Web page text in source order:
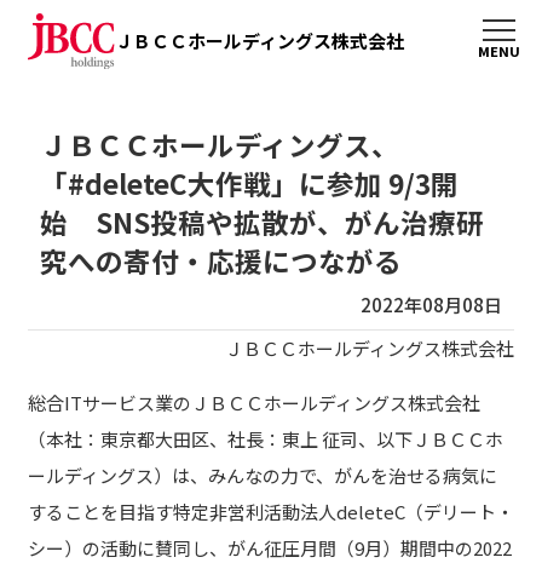
ＪＢＣＣホールディングス株式会社
ＪＢＣＣホールディングス、
「#deleteC大作戦」に参加 9/3開
始 SNS投稿や拡散が、がん治療研
究への寄付・応援につながる
2022年08月08日
ＪＢＣＣホールディングス株式会社
総合ITサービス業のＪＢＣＣホールディングス株式会社
（本社：東京都大田区、社長：東上 征司、以下ＪＢＣＣホ
ールディングス）は、みんなの力で、がんを治せる病気に
することを目指す特定非営利活動法人deleteC（デリート・
シー）の活動に賛同し、がん征圧月間（9月）期間中の2022